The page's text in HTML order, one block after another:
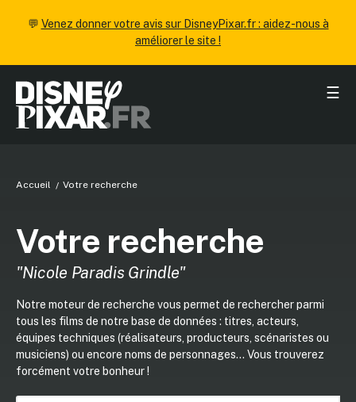
💬 Venez donner votre avis sur DisneyPixar.fr : aidez-nous à
améliorer le site !
☰
Accueil Votre recherche
Votre recherche
"Nicole Paradis Grindle"
Notre moteur de recherche vous permet de rechercher parmi
tous les films de notre base de données : titres, acteurs,
équipes techniques (réalisateurs, producteurs, scénaristes ou
musiciens) ou encore noms de personnages... Vous trouverez
forcément votre bonheur !